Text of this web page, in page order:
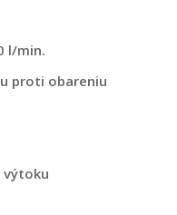
l/min.
proti obareniu